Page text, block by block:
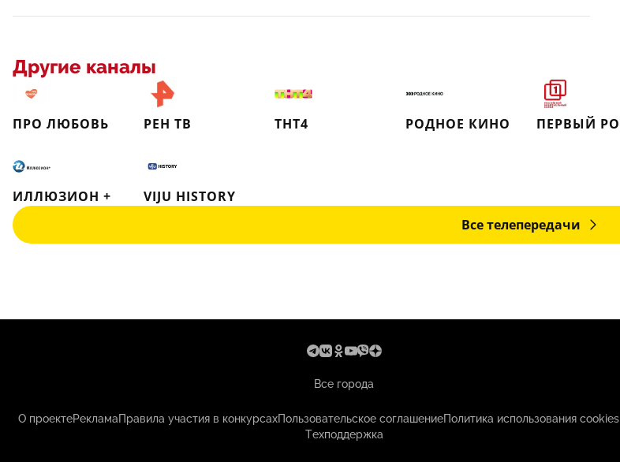
Другие каналы
ПРО ЛЮБОВЬ РЕН ТВ ТНТ4 РОДНОЕ КИНО
ИЛЛЮЗИОН +
VIJU HISTORY
Все телепередачи
Все города
О проектеРекламаПравила участия в конкурсахПользовательское соглашениеПолитика использования cookies
Техподдержка